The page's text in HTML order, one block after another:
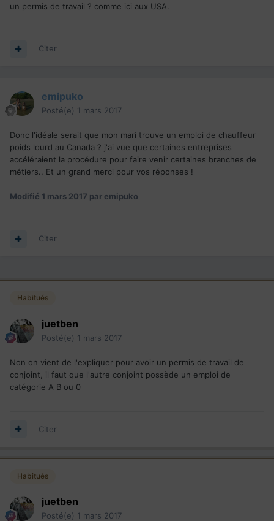
un permis de travail ? comme ici aux USA.
Citer
emipuko
Posté(e) 1 mars 2017
Donc l'idéale serait que mon mari trouve un emploi de chauffeur
poids lourd au Canada ? j'ai vue que certaines entreprises
accéléraient la procédure pour faire venir certaines branches de
métiers.. Et un grand merci pour vos réponses !
Modifié 1 mars 2017 par emipuko
Citer
Habitués
juetben
Posté(e) 1 mars 2017
Non on vient de l'expliquer pour avoir un permis de travail de
conjoint, il faut que l'autre conjoint possède un emploi de
catégorie A B ou 0
Citer
Habitués
juetben
Posté(e) 1 mars 2017